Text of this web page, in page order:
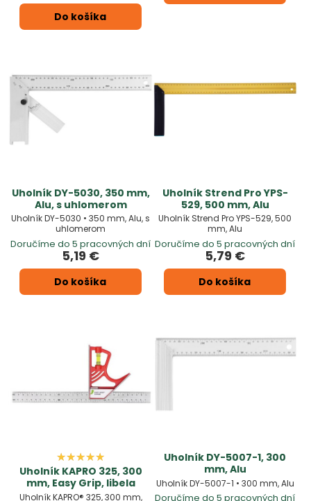
Do košíka
Uholník DY-5030, 350 mm,
Alu, s uhlomerom
Uholník DY-5030 • 350 mm, Alu, s
uhlomerom
Doručíme do 5 pracovných dní
5,19 €
Do košíka
Uholník Strend Pro YPS-
529, 500 mm, Alu
Uholník Strend Pro YPS-529, 500
mm, Alu
Doručíme do 5 pracovných dní
5,79 €
Do košíka
Uholník KAPRO 325, 300
mm, Easy Grip, libela
Uholník KAPRO® 325, 300 mm,
Uholník DY-5007-1, 300
mm, Alu
Uholník DY-5007-1 • 300 mm, Alu
Doručíme do 5 pracovných dní